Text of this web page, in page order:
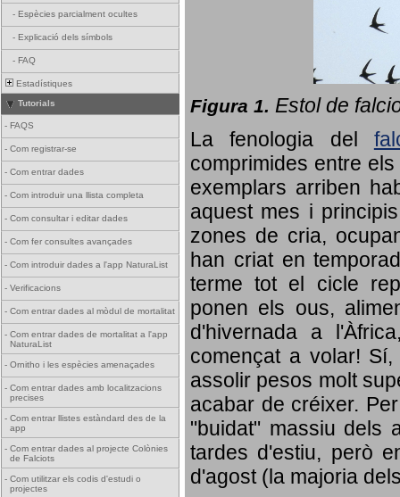
- Espècies parcialment ocultes
- Explicació dels símbols
- FAQ
Estadístiques
Tutorials
- FAQS
- Com registrar-se
- Com entrar dades
- Com introduir una llista completa
- Com consultar i editar dades
- Com fer consultes avançades
- Com introduir dades a l'app NaturaList
- Verificacions
- Com entrar dades al mòdul de mortalitat
- Com entrar dades de mortalitat a l'app
NaturaList
- Ornitho i les espècies amenaçades
- Com entrar dades amb localitzacions
precises
- Com entrar llistes estàndard des de la
app
- Com entrar dades al projecte Colònies
de Falciots
- Com utilitzar els codis d'estudi o
projectes
Figura 1. Estol de
La fenologia del
comprimides entre
exemplars arriben
aquest mes i
zones de cria,
han criat en
terme tot el cicle
ponen els ous,
d'hivernada a
començat a volar!
assolir pesos molt
acabar de créixer.
"buidat" massiu dels
tardes d'estiu, però
d'agost (la majoria